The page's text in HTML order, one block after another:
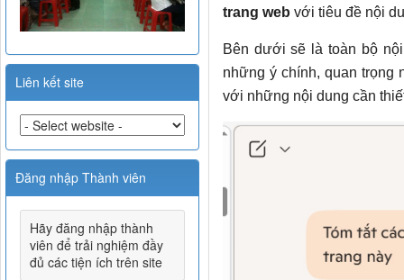
trang web với tiêu đề nội
Bên dưới sẽ là toàn bộ
những ý chính, quan trọng
với những nội dung cần
Liên kết site
Đăng nhập Thành viên
Hãy đăng nhập thành
viên để trải nghiệm đầy
đủ các tiện ích trên site